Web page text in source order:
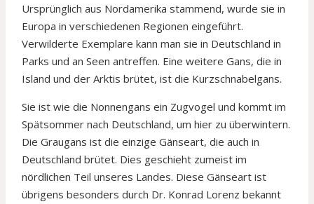
Ursprünglich aus Nordamerika stammend, wurde sie in
Europa in verschiedenen Regionen eingeführt.
Verwilderte Exemplare kann man sie in Deutschland in
Parks und an Seen antreffen. Eine weitere Gans, die in
Island und der Arktis brütet, ist die Kurzschnabelgans.
Sie ist wie die Nonnengans ein Zugvogel und kommt im
Spätsommer nach Deutschland, um hier zu überwintern.
Die Graugans ist die einzige Gänseart, die auch in
Deutschland brütet. Dies geschieht zumeist im
nördlichen Teil unseres Landes. Diese Gänseart ist
übrigens besonders durch Dr. Konrad Lorenz bekannt